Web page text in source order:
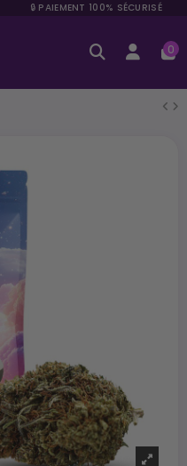
🔒 PAIEMENT 100% SÉCURISÉ
0